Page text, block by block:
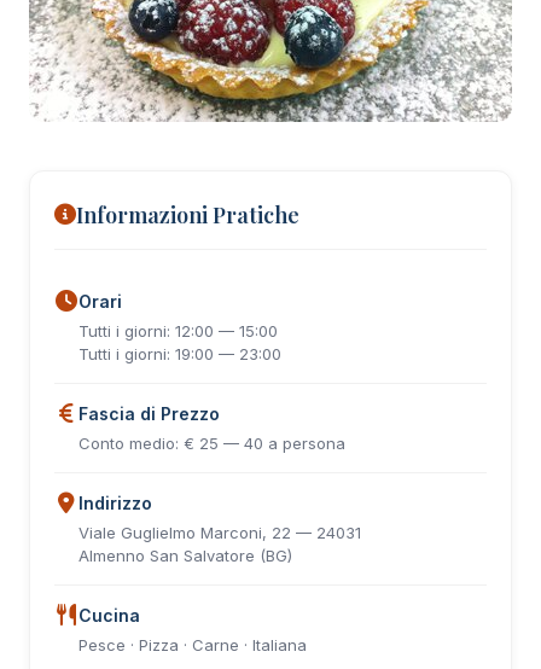
Informazioni Pratiche
Orari
Tutti i giorni: 12:00 — 15:00
Tutti i giorni: 19:00 — 23:00
Fascia di Prezzo
Conto medio: € 25 — 40 a persona
Indirizzo
Viale Guglielmo Marconi, 22 — 24031
Almenno San Salvatore (BG)
Cucina
Pesce · Pizza · Carne · Italiana